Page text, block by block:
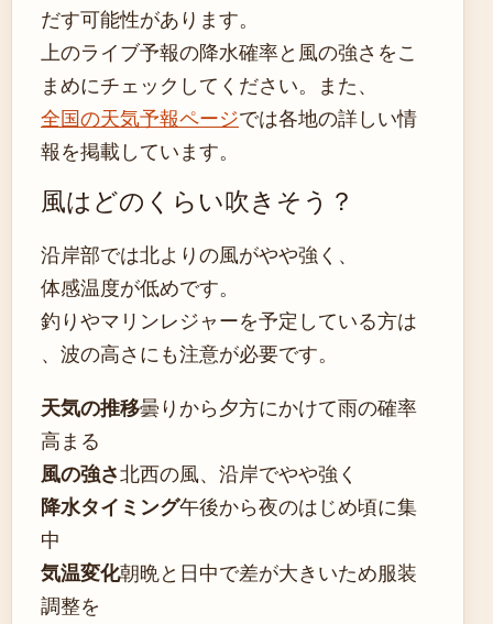
だす可能性があります。
上のライブ予報の降水確率と風の強さをこ
まめにチェックしてください。また、
全国の天気予報ページでは各地の詳しい情
報を掲載しています。
風はどのくらい吹きそう？
沿岸部では北よりの風がやや強く、
体感温度が低めです。
釣りやマリンレジャーを予定している方は
、波の高さにも注意が必要です。
天気の推移曇りから夕方にかけて雨の確率
高まる
風の強さ北西の風、沿岸でやや強く
降水タイミング午後から夜のはじめ頃に集
中
気温変化朝晩と日中で差が大きいため服装
調整を